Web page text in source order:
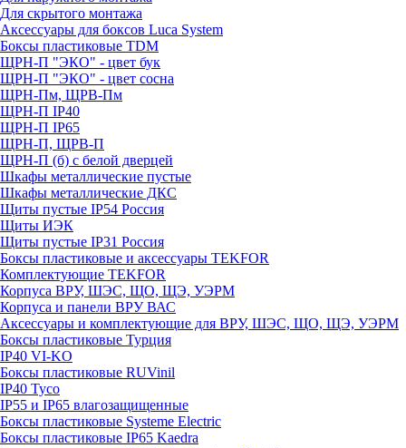
Для скрытого монтажа
Аксессуары для боксов Luca System
Боксы пластиковые TDM
ЩРН-П "ЭКО" - цвет бук
ЩРН-П "ЭКО" - цвет сосна
ЩРН-Пм, ЩРВ-Пм
ЩРН-П IP40
ЩРН-П IP65
ЩРН-П, ЩРВ-П
ЩРН-П (б) с белой дверцей
Шкафы металлические пустые
Шкафы металлические ДКС
Щиты пустые IP54 Россия
Щиты ИЭК
Щиты пустые IP31 Россия
Боксы пластиковые и аксессуары TEKFOR
Комплектующие TEKFOR
Корпуса ВРУ, ШЭС, ЩО, ЩЭ, УЭРМ
Корпуса и панели ВРУ ВАС
Аксессуары и комплектующие для ВРУ, ШЭС, ЩО, ЩЭ, УЭРМ
Боксы пластиковые Турция
IP40 VI-KO
Боксы пластиковые RUVinil
IP40 Тусо
IP55 и IP65 влагозащищенные
Боксы пластиковые Systeme Electric
Боксы пластиковые IP65 Kaedra